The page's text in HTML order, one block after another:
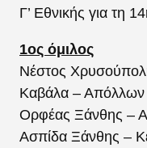
Γ’ Εθνικής για τη
1ος όμιλος
Νέστος
Καβάλα – Απόλλων
Ορφέας Ξάνθης –
Ασπίδα Ξάνθης –